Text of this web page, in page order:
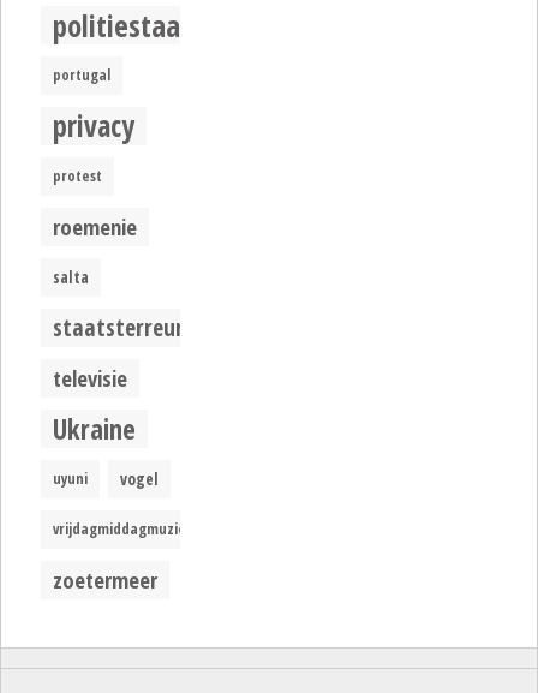
politiestaat
portugal
privacy
protest
roemenie
salta
staatsterreur
televisie
Ukraine
uyuni vogel
vrijdagmiddagmuziek
zoetermeer